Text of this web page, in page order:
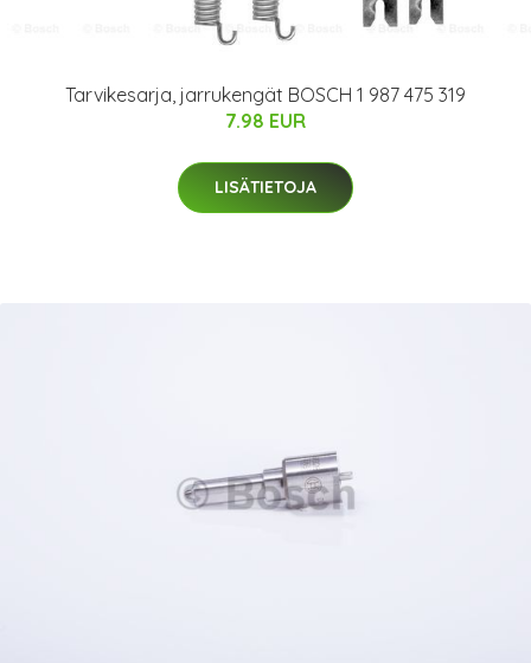
Tarvikesarja, jarrukengät BOSCH 1 987 475 319
7.98 EUR
LISÄTIETOJA